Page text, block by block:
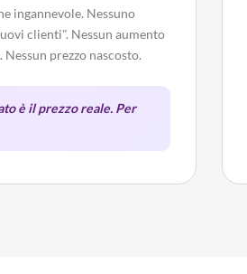
ingannevole. Nessuno
clienti". Nessun aumento
Nessun prezzo nascosto.
è il prezzo reale. Per